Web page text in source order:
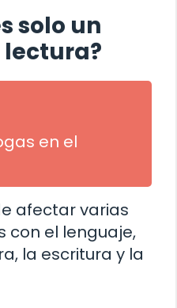
solo un
en el
afectar varias
con el lenguaje,
la escritura y la